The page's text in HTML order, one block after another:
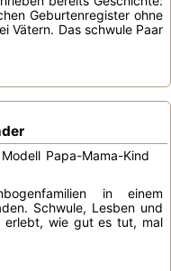
Geburtenregister ohne
Vätern. Das schwule Paar
Papa-Mama-Kind
in einem
Schwule, Lesben und
erlebt, wie gut es tut, mal